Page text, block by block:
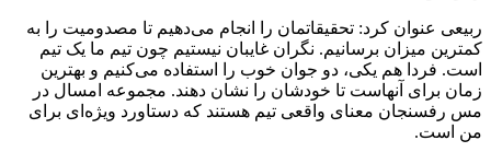
ربیعی عنوان کرد: تحقیقاتمان را انجام می‌دهیم تا مصدومیت را به
کمترین میزان برسانیم. نگران غایبان نیستیم چون تیم ما یک تیم
است. فردا هم یکی، دو جوان خوب را استفاده می‌کنیم و بهترین
زمان برای آنهاست تا خودشان را نشان دهند. مجموعه امسال در
مس رفسنجان معنای واقعی تیم هستند که دستاورد ویژه‌ای برای
من است.